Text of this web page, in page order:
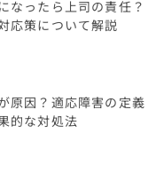
なったら上司の責任？
応策について解説
原因？適応障害の定義
的な対処法